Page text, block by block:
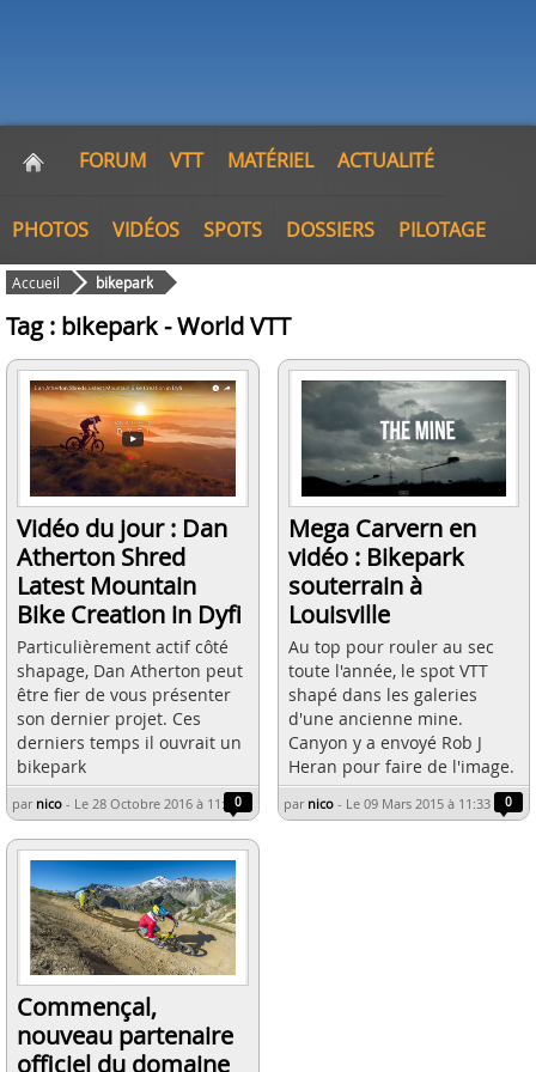
FORUM VTT MATÉRIEL ACTUALITÉ
PHOTOS VIDÉOS SPOTS DOSSIERS PILOTAGE
Accueil bikepark
Tag : bikepark - World VTT
Vidéo du jour : Dan
Atherton Shred
Latest Mountain
Bike Creation in Dyfi
Particulièrement actif côté
shapage, Dan Atherton peut
être fier de vous présenter
son dernier projet. Ces
derniers temps il ouvrait un
bikepark
par nico - Le 28 Octobre 2016 à 11:360
Commençal,
nouveau partenaire
officiel du domaine
Mega Carvern en
vidéo : Bikepark
souterrain à
Louisville
Au top pour rouler au sec
toute l'année, le spot VTT
shapé dans les galeries
d'une ancienne mine.
Canyon y a envoyé Rob J
Heran pour faire de l'image.
par nico- Le 09 Mars 2015 à 11:33 0